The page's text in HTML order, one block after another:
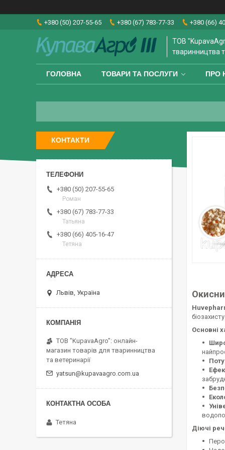
+380 (50) 207-55-65 +380 (67) 783-77-33 +380 (66)
ТОВ
тваринництва
ГОЛОВНА ТОВАРИ ТА ПОСЛУГИ ПРО
Основні
Діючі
КОНТАКТИ
+380 (50) 207-55-65
Роман
+380 (67) 783-77-33
Татьяна
+380 (66) 405-16-47
Тетяна
Львів, Україна
ТОВ "KupavaAgro": онлайн-
магазин товарів для тваринництва
та ветеринарії
yatsun@kupavaagro.com.ua
Тетяна